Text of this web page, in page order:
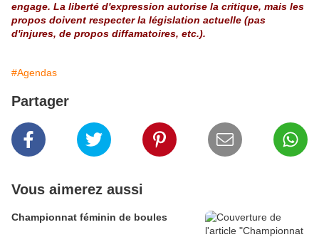
engage. La liberté d'expression autorise la critique, mais les
propos doivent respecter la législation actuelle (pas
d'injures, de propos diffamatoires, etc.).
#Agendas
Partager
Vous aimerez aussi
Championnat féminin de boules